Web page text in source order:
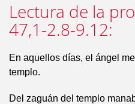
Lectura de la
47,1-2.8-9.12:
En aquellos días, el ángel
templo.
Del zaguán del templo